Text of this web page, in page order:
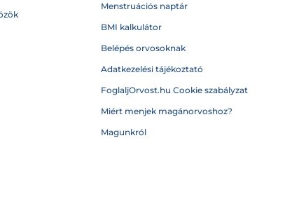
Menstruációs naptár
BMI kalkulátor
Belépés orvosoknak
Adatkezelési tájékoztató
FoglaljOrvost.hu Cookie szabályzat
Miért menjek magánorvoshoz?
Magunkról